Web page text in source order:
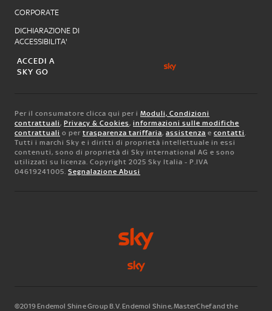
CORPORATE
DICHIARAZIONE DI
ACCESSIBILITA'
ACCEDI A
SKY GO
Per il consumatore clicca qui per i Moduli, Condizioni
contrattuali, Privacy & Cookies, informazioni sulle modifiche
contrattuali o per trasparenza tariffaria, assistenza e contatti.
Tutti i marchi Sky e i diritti di proprietà intellettuale in essi
contenuti, sono di proprietà di Sky international AG e sono
utilizzati su licenza. Copyright 2025 Sky Italia - P.IVA
04619241005. Segnalazione Abusi
©2019 Endemol Shine Group B.V. Endemol Shine, MasterChef and the